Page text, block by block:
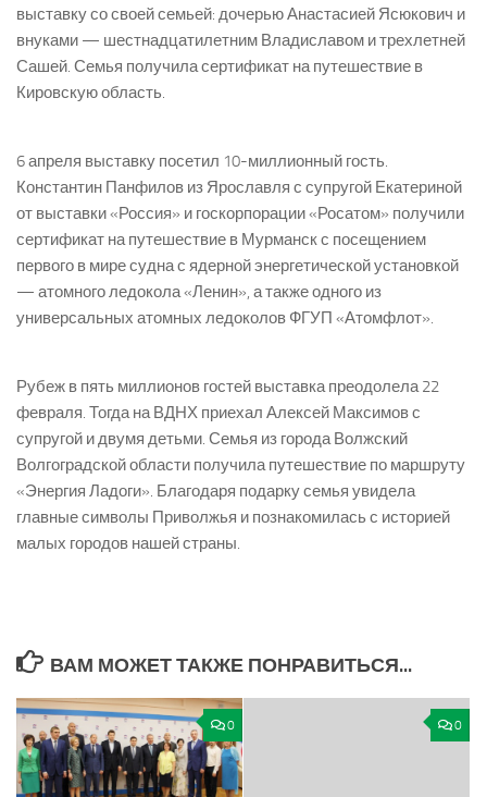
выставку со своей семьей: дочерью Анастасией Ясюкович и
внуками — шестнадцатилетним Владиславом и трехлетней
Сашей. Семья получила сертификат на путешествие в
Кировскую область.
6 апреля выставку посетил 10-миллионный гость.
Константин Панфилов из Ярославля с супругой Екатериной
от выставки «Россия» и госкорпорации «Росатом» получили
сертификат на путешествие в Мурманск с посещением
первого в мире судна с ядерной энергетической установкой
— атомного ледокола «Ленин», а также одного из
универсальных атомных ледоколов ФГУП «Атомфлот».
Рубеж в пять миллионов гостей выставка преодолела 22
февраля. Тогда на ВДНХ приехал Алексей Максимов с
супругой и двумя детьми. Семья из города Волжский
Волгоградской области получила путешествие по маршруту
«Энергия Ладоги». Благодаря подарку семья увидела
главные символы Приволжья и познакомилась с историей
малых городов нашей страны.
ВАМ МОЖЕТ ТАКЖЕ ПОНРАВИТЬСЯ...
0 0